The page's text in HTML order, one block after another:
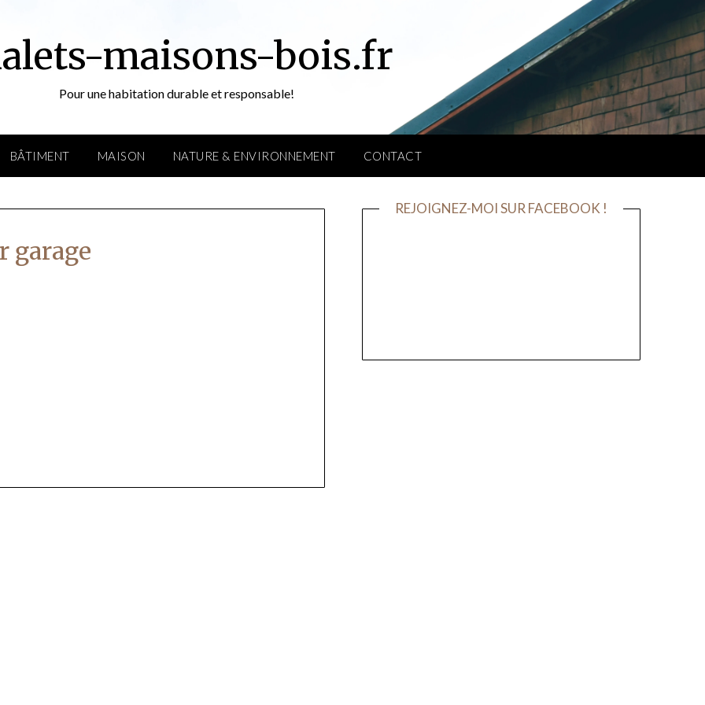
maisons-bois.fr
Pour une habitation durable et responsable!
BÂTIMENT MAISON NATURE & ENVIRONNEMENT CONTACT
garage
REJOIGNEZ-MOI SUR FACEBOOK !